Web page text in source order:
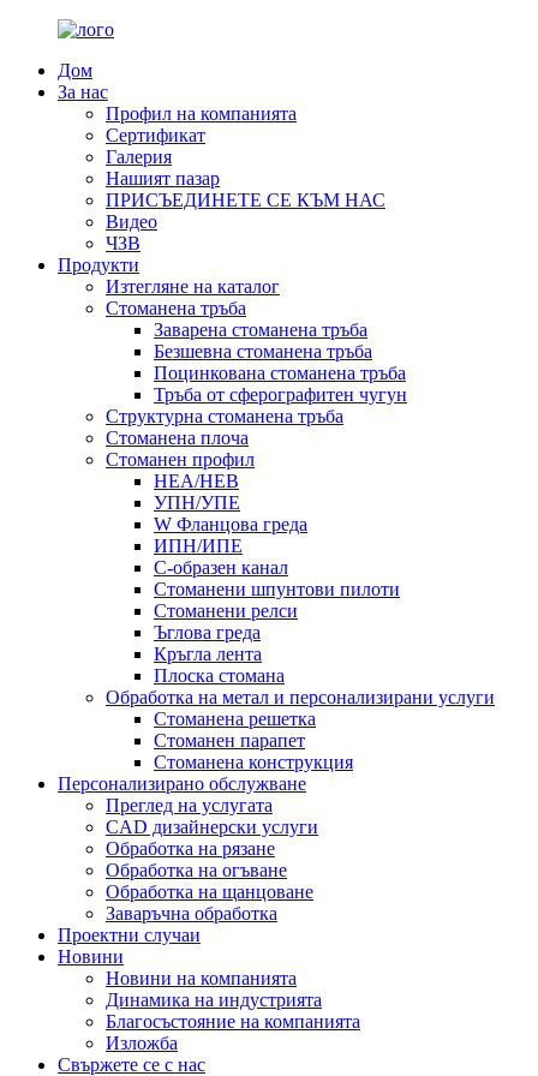
Дом
За нас
Профил на компанията
Сертификат
Галерия
Нашият пазар
ПРИСЪЕДИНЕТЕ СЕ КЪМ НАС
Видео
ЧЗВ
Продукти
Изтегляне на каталог
Стоманена тръба
Заварена стоманена тръба
Безшевна стоманена тръба
Поцинкована стоманена тръба
Тръба от сферографитен чугун
Структурна стоманена тръба
Стоманена плоча
Стоманен профил
HEA/HEB
УПН/УПЕ
W Фланцова греда
ИПН/ИПЕ
C-образен канал
Стоманени шпунтови пилоти
Стоманени релси
Ъглова греда
Кръгла лента
Плоска стомана
Обработка на метал и персонализирани услуги
Стоманена решетка
Стоманен парапет
Стоманена конструкция
Персонализирано обслужване
Преглед на услугата
CAD дизайнерски услуги
Обработка на рязане
Обработка на огъване
Обработка на щанцоване
Заваръчна обработка
Проектни случаи
Новини
Новини на компанията
Динамика на индустрията
Благосъстояние на компанията
Изложба
Свържете се с нас